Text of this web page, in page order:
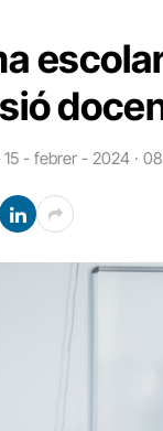
15 - febrer - 2024 ·